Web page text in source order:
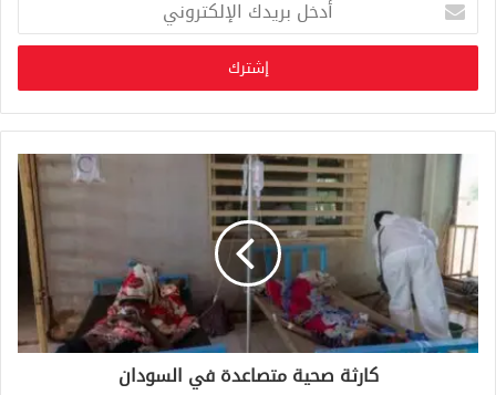
خ
ب
ر
ي
ك
ا
ل
إ
ل
ك
ت
ر
كارثة صحية متصاعدة في السودان